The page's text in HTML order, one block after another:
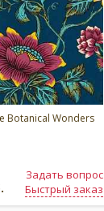
Botanical Wonders
Задать вопрос
Быстрый заказ